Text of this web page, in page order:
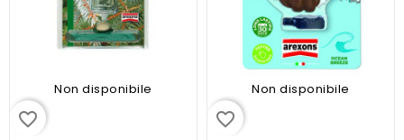
Non disponibile
favorite_border
Non disponibile
favorite_border